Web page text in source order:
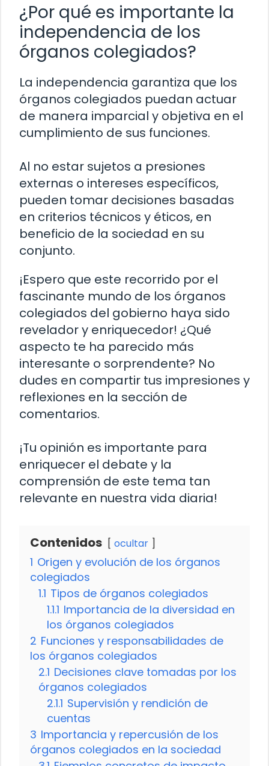
¿Por qué es importante la
independencia de los
órganos colegiados?
La independencia garantiza que los
órganos colegiados puedan actuar
de manera imparcial y objetiva en el
cumplimiento de sus funciones.
Al no estar sujetos a presiones
externas o intereses específicos,
pueden tomar decisiones basadas
en criterios técnicos y éticos, en
beneficio de la sociedad en su
conjunto.
¡Espero que este recorrido por el
fascinante mundo de los órganos
colegiados del gobierno haya sido
revelador y enriquecedor! ¿Qué
aspecto te ha parecido más
interesante o sorprendente? No
dudes en compartir tus impresiones y
reflexiones en la sección de
comentarios.
¡Tu opinión es importante para
enriquecer el debate y la
comprensión de este tema tan
relevante en nuestra vida diaria!
Contenidos ocultar
1 Origen y evolución de los órganos
colegiados
1.1 Tipos de órganos colegiados
1.1.1 Importancia de la diversidad en
los órganos colegiados
2 Funciones y responsabilidades de
los órganos colegiados
2.1 Decisiones clave tomadas por los
órganos colegiados
2.1.1 Supervisión y rendición de
cuentas
3 Importancia y repercusión de los
órganos colegiados en la sociedad